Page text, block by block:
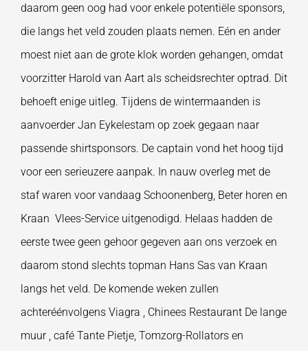
daarom geen oog had voor enkele potentiële sponsors,
die langs het veld zouden plaats nemen. Eén en ander
moest niet aan de grote klok worden gehangen, omdat
voorzitter Harold van Aart als scheidsrechter optrad. Dit
behoeft enige uitleg. Tijdens de wintermaanden is
aanvoerder Jan Eykelestam op zoek gegaan naar
passende shirtsponsors. De captain vond het hoog tijd
voor een serieuzere aanpak. In nauw overleg met de
staf waren voor vandaag Schoonenberg, Beter horen en
Kraan Vlees-Service uitgenodigd. Helaas hadden de
eerste twee geen gehoor gegeven aan ons verzoek en
daarom stond slechts topman Hans Sas van Kraan
langs het veld. De komende weken zullen
achteréénvolgens Viagra , Chinees Restaurant De lange
muur , café Tante Pietje, Tomzorg-Rollators en